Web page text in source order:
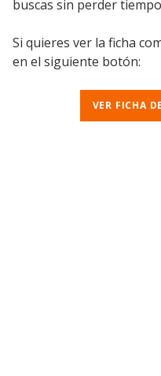
buscas sin perder
Si quieres ver la ficha
en el siguiente botón:
VER FICHA